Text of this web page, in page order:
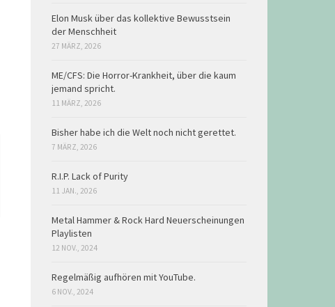
Elon Musk über das kollektive Bewusstsein
der Menschheit
27 MÄRZ, 2026
ME/CFS: Die Horror-Krankheit, über die kaum
jemand spricht.
11 MÄRZ, 2026
Bisher habe ich die Welt noch nicht gerettet.
7 MÄRZ, 2026
R.I.P. Lack of Purity
11 JAN., 2026
Metal Hammer & Rock Hard Neuerscheinungen
Playlisten
12 NOV., 2024
Regelmäßig aufhören mit YouTube.
6 NOV., 2024